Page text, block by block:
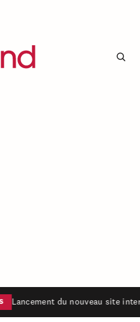
Lancement du nouveau site